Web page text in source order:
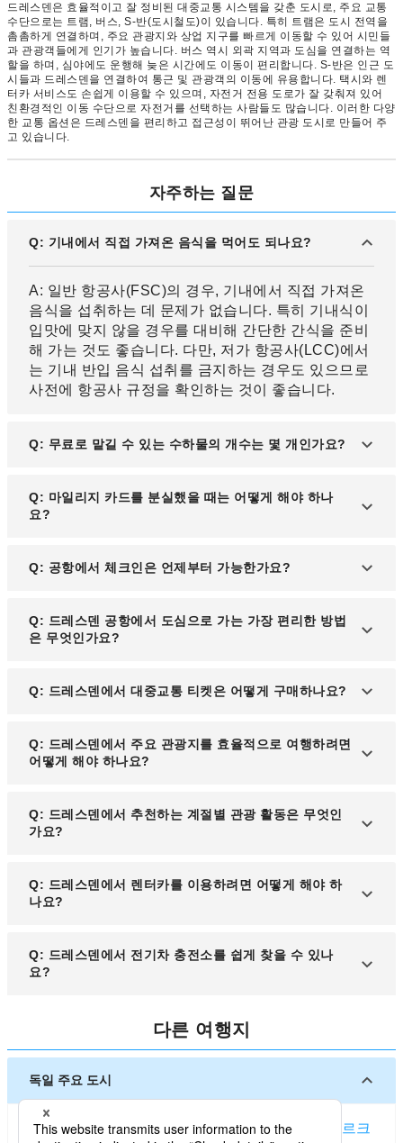
드레스덴은 효율적이고 잘 정비된 대중교통 시스템을 갖춘 도시로, 주요 교통
수단으로는 트램, 버스, S-반(도시철도)이 있습니다. 특히 트램은 도시 전역을
촘촘하게 연결하며, 주요 관광지와 상업 지구를 빠르게 이동할 수 있어 시민들
과 관광객들에게 인기가 높습니다. 버스 역시 외곽 지역과 도심을 연결하는 역
할을 하며, 심야에도 운행해 늦은 시간에도 이동이 편리합니다. S-반은 인근 도
시들과 드레스덴을 연결하여 통근 및 관광객의 이동에 유용합니다. 택시와 렌
터카 서비스도 손쉽게 이용할 수 있으며, 자전거 전용 도로가 잘 갖춰져 있어
친환경적인 이동 수단으로 자전거를 선택하는 사람들도 많습니다. 이러한 다양
한 교통 옵션은 드레스덴을 편리하고 접근성이 뛰어난 관광 도시로 만들어 주
고 있습니다.
자주하는 질문
Q: 기내에서 직접 가져온 음식을 먹어도 되나요?
A: 일반 항공사(FSC)의 경우, 기내에서 직접 가져온
음식을 섭취하는 데 문제가 없습니다. 특히 기내식이
입맛에 맞지 않을 경우를 대비해 간단한 간식을 준비
해 가는 것도 좋습니다. 다만, 저가 항공사(LCC)에서
는 기내 반입 음식 섭취를 금지하는 경우도 있으므로
사전에 항공사 규정을 확인하는 것이 좋습니다.
Q: 무료로 맡길 수 있는 수하물의 개수는 몇 개인가요?
A: 수하물 규정은 항공사마다 상이하며, 개수 기준과
무게 기준으로 나뉘어 있습니다. 무게 기준일 경우 정
미리 확인하는 것이 좋습니다.
Q: 마일리지 카드를 분실했을 때는 어떻게 해야 하나
요?
A: 각 항공사의 마일리지 센터에 연락하여 재발급을
Q: 공항에서 체크인은 언제부터 가능한가요?
A: 대부분의 항공사는 출발 2시간 전에 체크인 카운
터를 오픈합니다. 이 시간에 맞춰 공항에 도착하여 체
Q: 드레스덴 공항에서 도심으로 가는 가장 편리한 방법
은 무엇인가요?
A: 드레스덴 공항에서는 S-반(도시철도), 공항 셔틀
쉽게 이용할 수 있습니다.
Q: 드레스덴에서 대중교통 티켓은 어떻게 구매하나요?
A: 드레스덴의 트램과 버스 티켓은 주요 정류장의 자
동판매기, 모바일 앱, 또는 일부 상점에서 구매할 수
Q: 드레스덴에서 주요 관광지를 효율적으로 여행하려면
어떻게 해야 하나요?
A: 드레스덴의 주요 관광지는 트램과 S-반 노선을 통
해 잘 연결되어 있습니다. 일일권을 구매하면 하루 동
Q: 드레스덴에서 추천하는 계절별 관광 활동은 무엇인
가요?
A: 여름에는 엘베강 주변의 야외 활동이, 겨울에는 크
리스마스 마켓과 박물관 방문이 인기입니다. 봄과 가
Q: 드레스덴에서 렌터카를 이용하려면 어떻게 해야 하
나요?
A: 공항과 시내 주요 지점에서 렌터카 서비스를 이용
할 수 있으며, 국제 운전면허증이 필요합니다. 렌터카
Q: 드레스덴에서 전기차 충전소를 쉽게 찾을 수 있나
요?
A: 드레스덴은 친환경 도시로 전기차 충전 인프라가
잘 갖춰져 있습니다. 주요 공영 주차장과 관광지 주변
에서 충전소를 쉽게 찾을 수 있으며, 전용 앱을 통해
위치 정보를 확인할 수 있습니다.
다른 여행지
독일 주요 도시
베를린프랑크푸르트암마인뮌헨뒤셀도르프
함부르크